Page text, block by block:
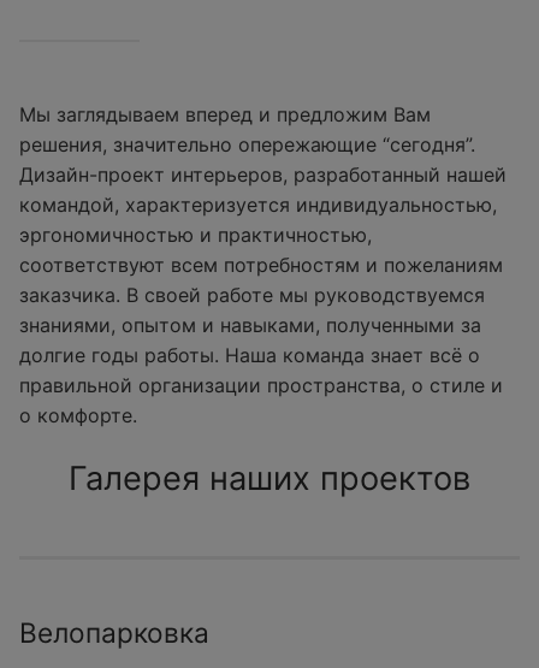
Мы заглядываем вперед и предложим Вам
решения, значительно опережающие “сегодня”.
Дизайн-проект интерьеров, разработанный нашей
командой, характеризуется индивидуальностью,
эргономичностью и практичностью,
соответствуют всем потребностям и пожеланиям
заказчика. В своей работе мы руководствуемся
знаниями, опытом и навыками, полученными за
долгие годы работы. Наша команда знает всё о
правильной организации пространства, о стиле и
о комфорте.
Галерея наших проектов
Велопарковка